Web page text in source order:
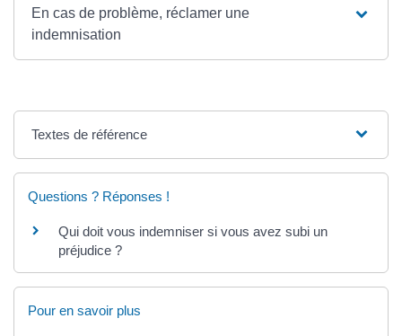
En cas de problème, réclamer une
indemnisation
Textes de référence
Questions ? Réponses !
Qui doit vous indemniser si vous avez subi un
préjudice ?
Pour en savoir plus